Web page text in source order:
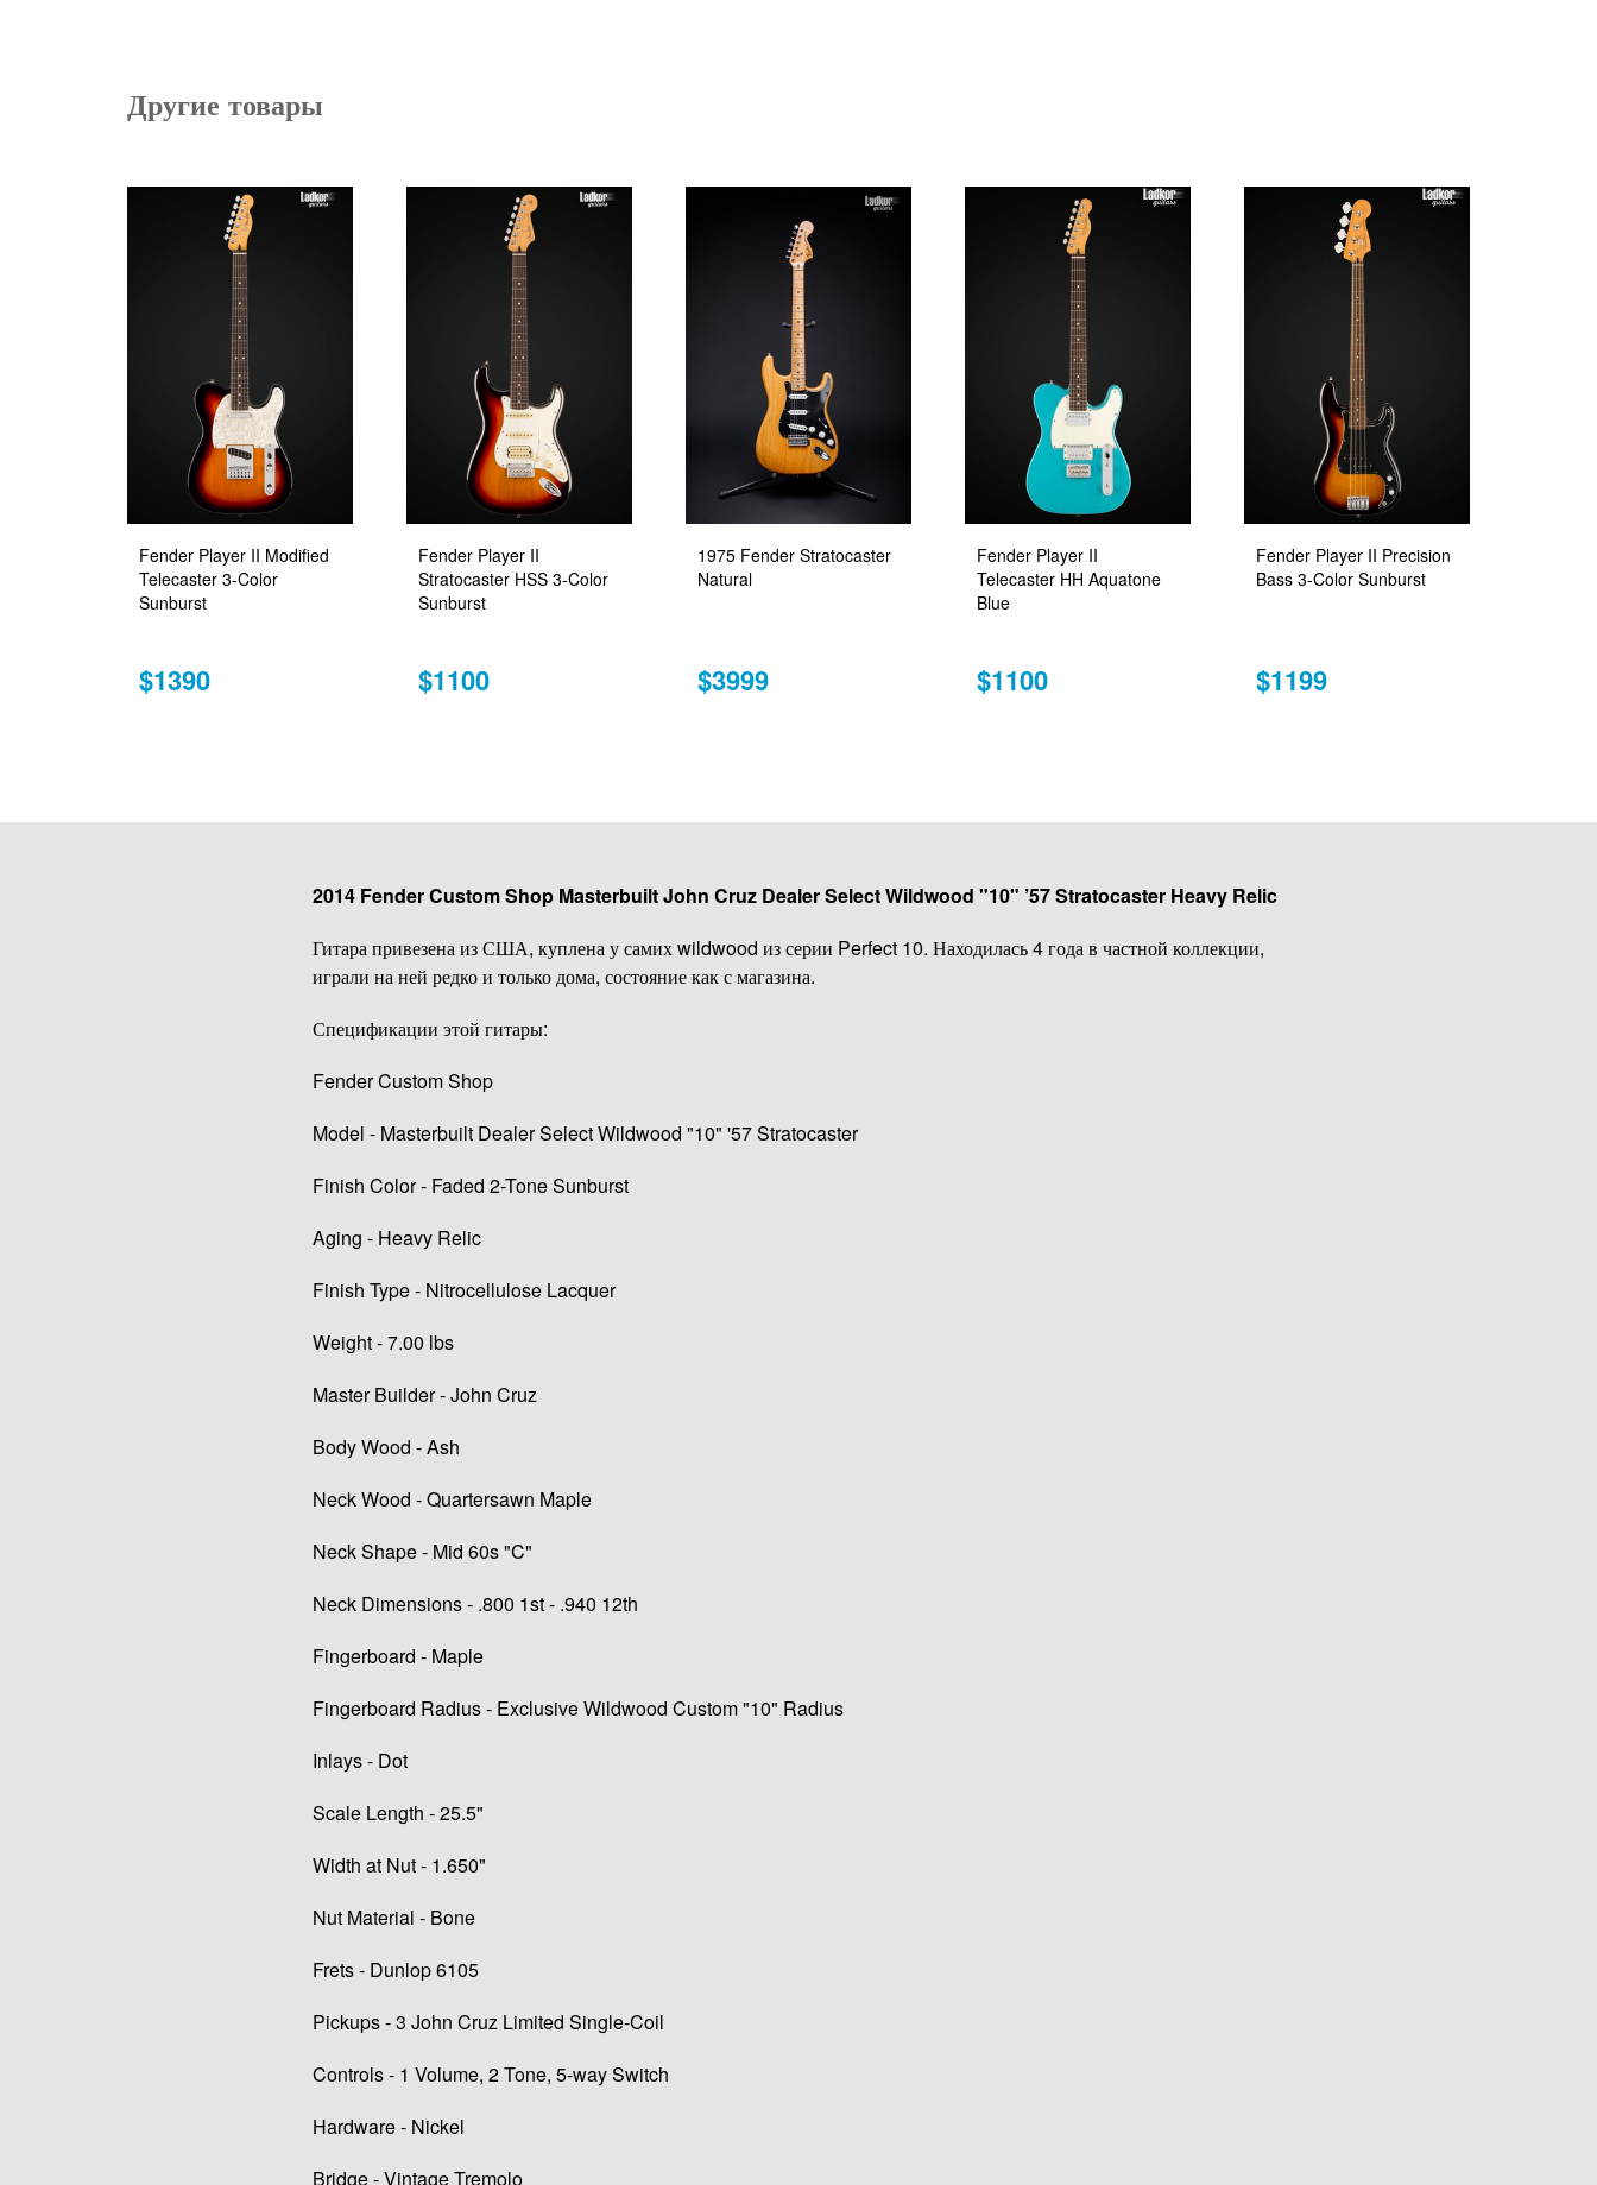
Другие товары
Fender Player II Modified
Telecaster 3-Color
Sunburst
$1390
Fender Player II
Stratocaster HSS 3-Color
Sunburst
$1100
1975 Fender Stratocaster
Natural
$3999
Fender Player II
Telecaster HH Aquatone
Blue
$1100
Fender Player II Precision
Bass 3-Color Sunburst
$1199
2014 Fender Custom Shop Masterbuilt John Cruz Dealer Select Wildwood "10" ’57 Stratocaster Heavy Relic
Гитара привезена из США, куплена у самих wildwood из серии Perfect 10. Находилась 4 года в частной коллекции,
играли на ней редко и только дома, состояние как с магазина.
Спецификации этой гитары:
Fender Custom Shop
Model - Masterbuilt Dealer Select Wildwood "10" '57 Stratocaster
Finish Color - Faded 2-Tone Sunburst
Aging - Heavy Relic
Finish Type - Nitrocellulose Lacquer
Weight - 7.00 lbs
Master Builder - John Cruz
Body Wood - Ash
Neck Wood - Quartersawn Maple
Neck Shape - Mid 60s "C"
Neck Dimensions - .800 1st - .940 12th
Fingerboard - Maple
Fingerboard Radius - Exclusive Wildwood Custom "10" Radius
Inlays - Dot
Scale Length - 25.5"
Width at Nut - 1.650"
Nut Material - Bone
Frets - Dunlop 6105
Pickups - 3 John Cruz Limited Single-Coil
Controls - 1 Volume, 2 Tone, 5-way Switch
Hardware - Nickel
Bridge - Vintage Tremolo